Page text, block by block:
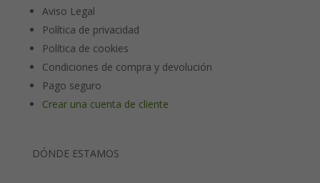
Aviso Legal
Política de privacidad
Política de cookies
Condiciones de compra y devolución
Pago seguro
Crear una cuenta de cliente
DÓNDE ESTAMOS